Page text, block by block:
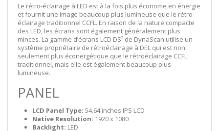
Le rétro-éclairage à LED est à la fois plus économe en énergie
et fournit une image beaucoup plus lumineuse que le rétro-
éclairage traditionnel CCFL. En raison de la nature compacte
des LED, les écrans sont également généralement plus
minces. La gamme d’écrans LCD DS² de DynaScan utilise un
système propriétaire de rétroéclairage à DEL qui est non
seulement plus éconergétique que le rétroéclairage CCFL
traditionnel, mais elle est également beaucoup plus
lumineuse.
PANEL
LCD Panel Type: 54.64 inches IPS LCD
Native Resolution: 1920 x 1080
Backlight: LED